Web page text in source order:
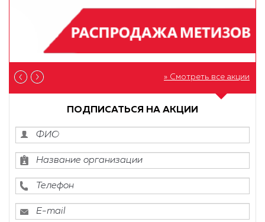
» Смотреть все акции
ПОДПИСАТЬСЯ НА АКЦИИ